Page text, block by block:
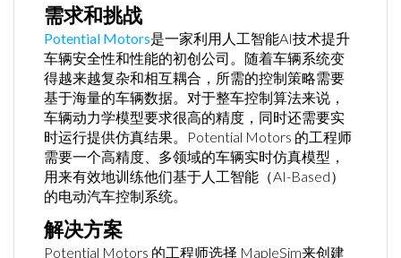
需求和挑战
Potential Motors是一家利用人工智能AI技术提升
车辆安全性和性能的初创公司。随着车辆系统变
得越来越复杂和相互耦合，所需的控制策略需要
基于海量的车辆数据。对于整车控制算法来说，
车辆动力学模型要求很高的精度，同时还需要实
时运行提供仿真结果。Potential Motors 的工程师
需要一个高精度、多领域的车辆实时仿真模型，
用来有效地训练他们基于人工智能（AI-Based）
的电动汽车控制系统。
解决方案
Potential Motors 的工程师选择 MapleSim来创建